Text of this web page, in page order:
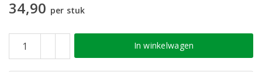
34,90 per stuk
In winkelwagen